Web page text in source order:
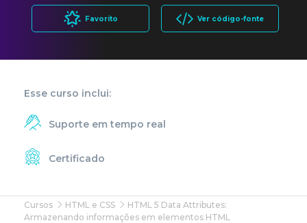
Favorito Ver código-fonte
Esse curso inclui:
Suporte em tempo real
Certificado
Cursos HTML e CSS
HTML 5 Data Attributes:
Armazenando informações em elementos HTML